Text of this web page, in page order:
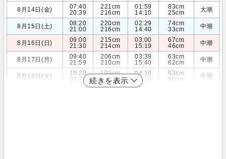
8月14日(金)
07:40
20:39
221cm
216cm
01:59
14:10
83cm
25cm
大潮
8月15日(土)
08:20
21:00
220cm
216cm
02:29
14:40
74cm
33cm
中潮
8月16日(日)
09:00
21:30
215cm
214cm
03:00
15:19
67cm
46cm
中潮
8月17日(月)
09:40
21:59
206cm
210cm
03:39
15:40
63cm
62cm
中潮
8月18日(火)
10:20
22:29
193cm
204cm
04:19
16:19
63cm
80cm
中潮
続きを表示